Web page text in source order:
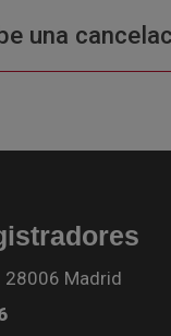
una
28006 Madrid